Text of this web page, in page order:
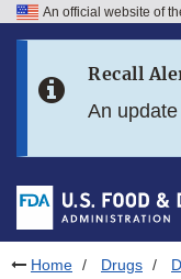
Skip to FDA Search
Skip to footer links
An official website of
Recall
An
Home Drugs